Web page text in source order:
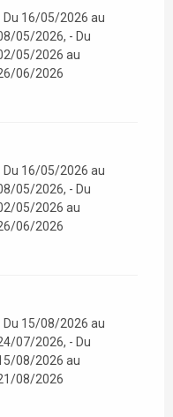
16/05/2026 au
05/2026, - Du
05/2026 au
06/2026
16/05/2026 au
05/2026, - Du
05/2026 au
06/2026
15/08/2026 au
07/2026, - Du
08/2026 au
08/2026